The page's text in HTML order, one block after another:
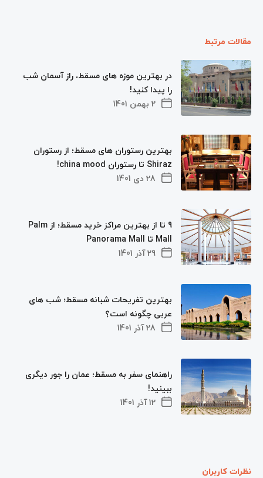
مقالات مرتبط
2 بهمن 1401
در بهترین موزه های مسقط، راز آسمان شب
را پیدا کنید!
28 دی 1401
بهترین رستوران های مسقط؛ از رستوران
Shiraz تا رستوران china mood!
29 آذر 1401
9 تا از بهترین مراکز خرید مسقط؛ از Palm
Mall تا Panorama Mall
28 آذر 1401
بهترین تفریحات شبانه مسقط؛ شب های
عربی چگونه است؟
12 آذر 1401
راهنمای سفر به مسقط؛ عمان را جور دیگری
ببینید!
نظرات کاربران